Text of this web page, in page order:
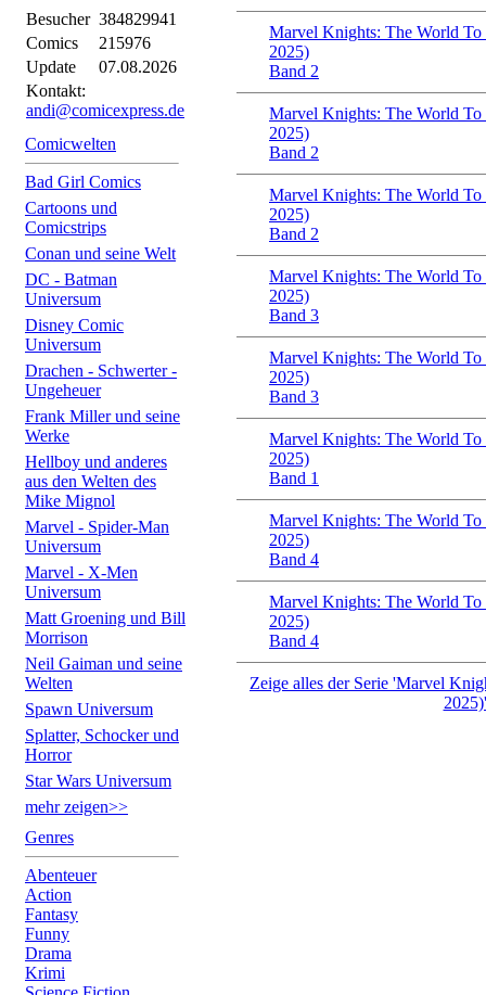
Besucher 384829941
Comics
215976
Update
07.08.2026
Kontakt:
andi@comicexpress.de
Comicwelten
Bad Girl Comics
Cartoons und
Comicstrips
Conan und seine Welt
DC - Batman
Universum
Disney Comic
Universum
Drachen - Schwerter -
Ungeheuer
Frank Miller und seine
Werke
Hellboy und anderes
aus den Welten des
Mike Mignol
Marvel - Spider-Man
Universum
Marvel - X-Men
Universum
Matt Groening und Bill
Morrison
Neil Gaiman und seine
Welten
Spawn Universum
Splatter, Schocker und
Horror
Star Wars Universum
mehr zeigen>>
Genres
Abenteuer
Action
Fantasy
Funny
Drama
Krimi
Marvel Knights: The World To
2025)
Band 2
Marvel Knights: The World To
2025)
Band 2
Marvel Knights: The World To
2025)
Band 2
Marvel Knights: The World To
2025)
Band 3
Marvel Knights: The World To
2025)
Band 3
Marvel Knights: The World To
2025)
Band 1
Marvel Knights: The World To
2025)
Band 4
Marvel Knights: The World To
2025)
Band 4
Zeige alles der Serie 'Marvel
2025)'